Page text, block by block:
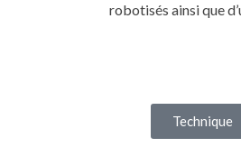
robotisés ainsi que
Technique